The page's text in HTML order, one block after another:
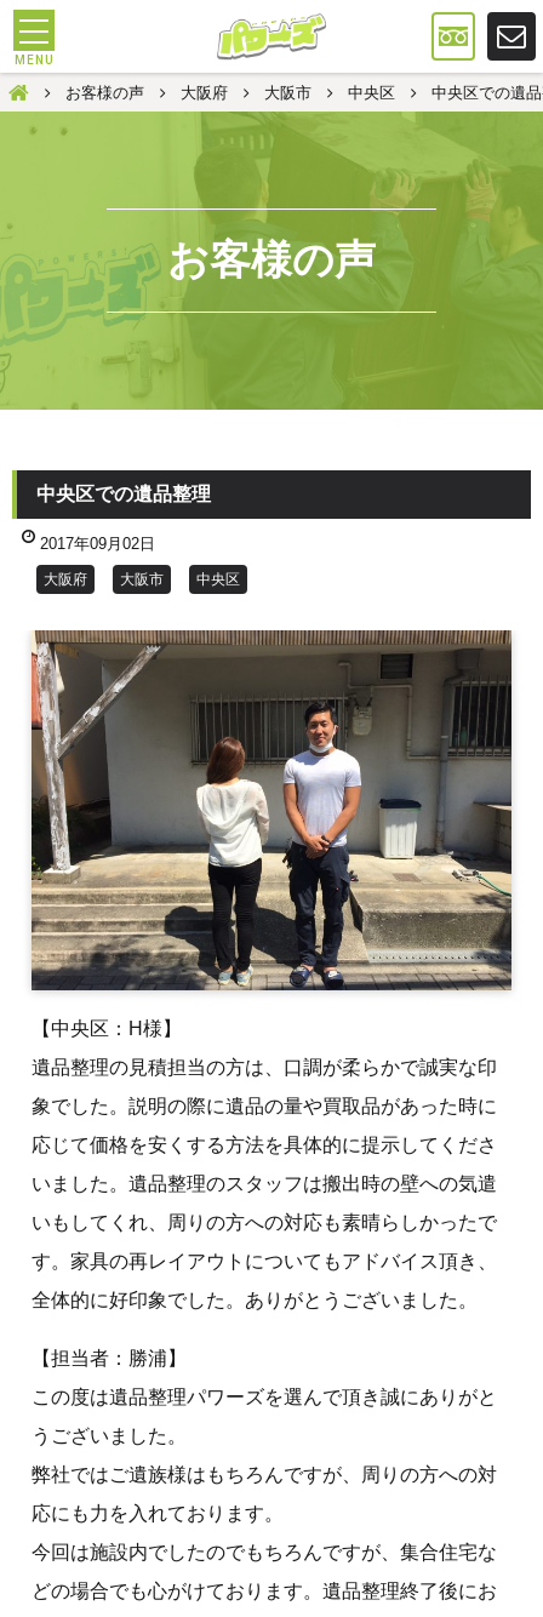
遺品整理は大阪のパワーズ
お客様の声 大阪府 大阪市 中央区 中央区での遺
お客様の声
中央区での遺品整理
2017年09月02日
大阪府 大阪市 中央区
【中央区：H様】
遺品整理の見積担当の方は、口調が柔らかで誠実な印
象でした。説明の際に遺品の量や買取品があった時に
応じて価格を安くする方法を具体的に提示してくださ
いました。遺品整理のスタッフは搬出時の壁への気遣
いもしてくれ、周りの方への対応も素晴らしかったで
す。家具の再レイアウトについてもアドバイス頂き、
全体的に好印象でした。ありがとうございました。
【担当者：勝浦】
この度は遺品整理パワーズを選んで頂き誠にありがと
うございました。
弊社ではご遺族様はもちろんですが、周りの方への対
応にも力を入れております。
今回は施設内でしたのでもちろんですが、集合住宅な
どの場合でも心がけております。遺品整理終了後にお